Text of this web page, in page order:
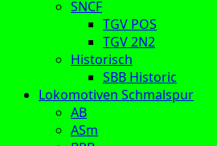
SNCF
TGV POS
TGV 2N2
Historisch
SBB Historic
Lokomotiven Schmalspur
AB
ASm